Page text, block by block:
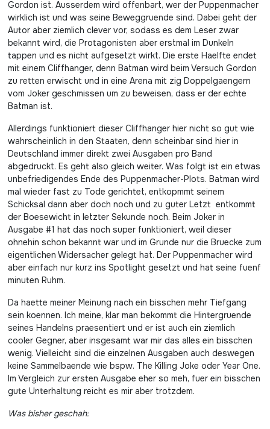
Gordon ist. Ausserdem wird offenbart, wer der Puppenmacher
wirklich ist und was seine Beweggruende sind. Dabei geht der
Autor aber ziemlich clever vor, sodass es dem Leser zwar
bekannt wird, die Protagonisten aber erstmal im Dunkeln
tappen und es nicht aufgesetzt wirkt. Die erste Haelfte endet
mit einem Cliffhanger, denn Batman wird beim Versuch Gordon
zu retten erwischt und in eine Arena mit zig Doppelgaengern
vom Joker geschmissen um zu beweisen, dass er der echte
Batman ist.
Allerdings funktioniert dieser Cliffhanger hier nicht so gut wie
wahrscheinlich in den Staaten, denn scheinbar sind hier in
Deutschland immer direkt zwei Ausgaben pro Band
abgedruckt. Es geht also gleich weiter. Was folgt ist ein etwas
unbefriedigendes Ende des Puppenmacher-Plots. Batman wird
mal wieder fast zu Tode gerichtet, entkopmmt seinem
Schicksal dann aber doch noch und zu guter Letzt entkommt
der Boesewicht in letzter Sekunde noch. Beim Joker in
Ausgabe #1 hat das noch super funktioniert, weil dieser
ohnehin schon bekannt war und im Grunde nur die Bruecke zum
eigentlichen Widersacher gelegt hat. Der Puppenmacher wird
aber einfach nur kurz ins Spotlight gesetzt und hat seine fuenf
minuten Ruhm.
Da haette meiner Meinung nach ein bisschen mehr Tiefgang
sein koennen. Ich meine, klar man bekommt die Hintergruende
seines Handelns praesentiert und er ist auch ein ziemlich
cooler Gegner, aber insgesamt war mir das alles ein bisschen
wenig. Vielleicht sind die einzelnen Ausgaben auch deswegen
keine Sammelbaende wie bspw. The Killing Joke oder Year One.
Im Vergleich zur ersten Ausgabe eher so meh, fuer ein bisschen
gute Unterhaltung reicht es mir aber trotzdem.
Was bisher geschah: